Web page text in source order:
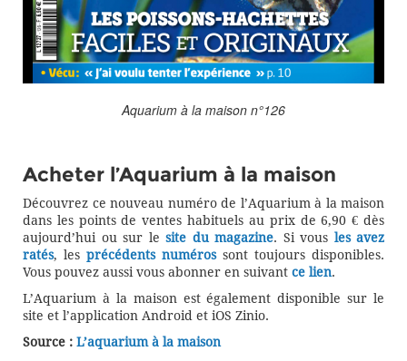
Aquarium à la maison n°126
Acheter l’Aquarium à la maison
Découvrez ce nouveau numéro de l’Aquarium à la maison
dans les points de ventes habituels au prix de 6,90 € dès
aujourd’hui ou sur le site du magazine. Si vous les avez
ratés, les précédents numérossont toujours disponibles.
Vous pouvez aussi vous abonner en suivant ce lien.
L’Aquarium à la maison est également disponible sur le
site et l’application Android et iOS Zinio.
Source : L’aquarium à la maison